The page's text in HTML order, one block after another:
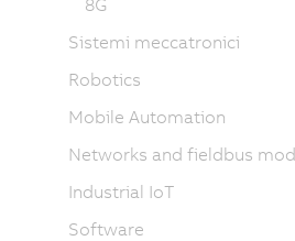
8G
Sistemi meccatronici
Robotics
Mobile Automation
Networks and fieldbus
Industrial IoT
Software